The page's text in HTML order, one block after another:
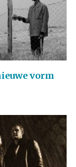
vorm